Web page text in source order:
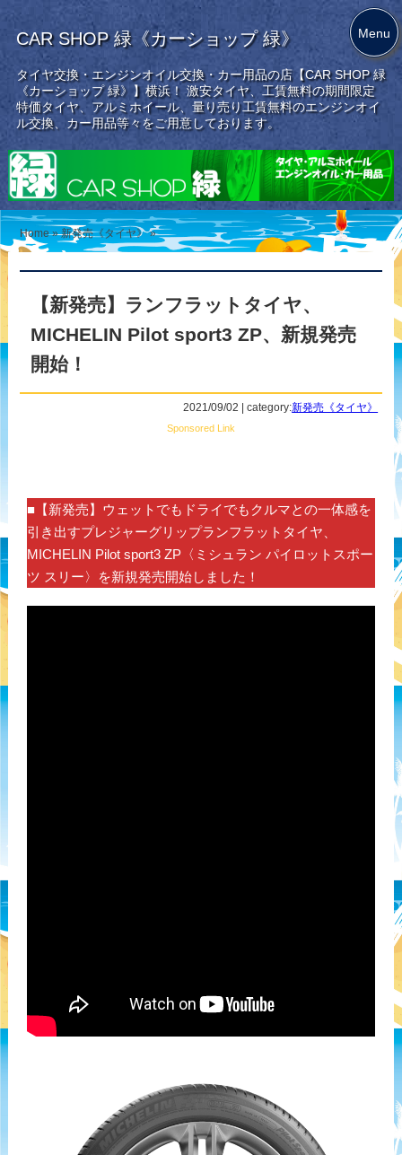
CAR SHOP 緑《カーショップ 緑》
タイヤ交換・エンジンオイル交換・カー用品の店【CAR SHOP 緑
《カーショップ 緑》】横浜！ 激安タイヤ、工賃無料の期間限定
特価タイヤ、アルミホイール、量り売り工賃無料のエンジンオイ
ル交換、カー用品等々をご用意しております。
Home »新発売《タイヤ》 »
【新発売】ランフラットタイヤ、
MICHELIN Pilot sport3 ZP、新規発売
開始！
2021/09/02 | category:新発売《タイヤ》
Sponsored Link
■【新発売】ウェットでもドライでもクルマとの一体感を
引き出すプレジャーグリップランフラットタイヤ、
MICHELIN Pilot sport3 ZP〈ミシュラン パイロットスポー
ツ スリー〉を新規発売開始しました！
Menu